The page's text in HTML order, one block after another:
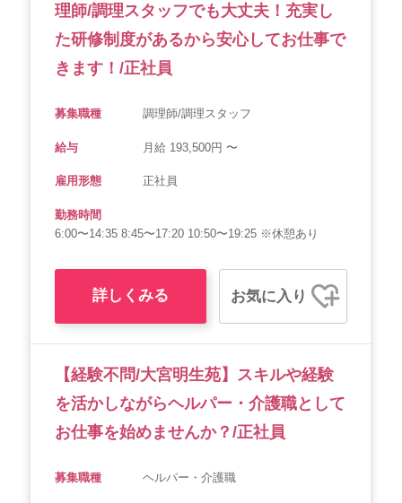
理師/調理スタッフでも大丈夫！充実し
た研修制度があるから安心してお仕事で
きます！/正社員
募集職種 調理師/調理スタッフ
給与 月給 193,500円 〜
雇用形態 正社員
勤務時間
6:00〜14:35 8:45〜17:20 10:50〜19:25 ※休憩あり
詳しくみる お気に入り
【経験不問/大宮明生苑】スキルや経験
を活かしながらヘルパー・介護職として
お仕事を始めませんか？/正社員
募集職種 ヘルパー・介護職